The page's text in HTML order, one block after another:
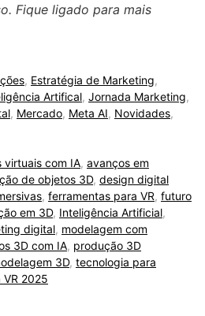
Fique ligado para mais
, Estratégia de Marketing,
Artifical, Jornada Marketing,
, Mercado, Meta AI, Novidades,
virtuais com IA, avanços em
de objetos 3D, design digital
, ferramentas para VR, futuro
em 3D, Inteligência Artificial,
digital, modelagem com
3D com IA, produção 3D
3D, tecnologia para
2025